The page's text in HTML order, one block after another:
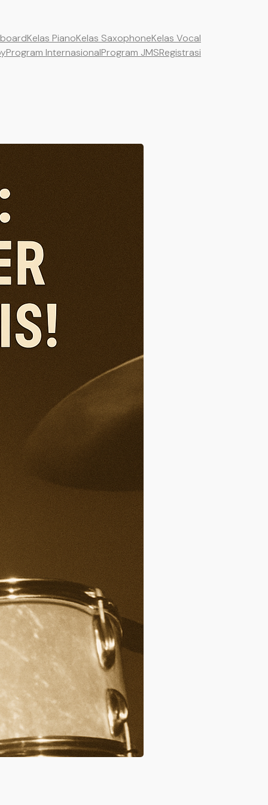
Kelas PianoKelas SaxophoneKelas Vocal
Program InternasionalProgram JMSRegistrasi